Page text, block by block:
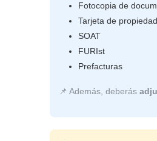
Fotocopia de
Tarjeta de propiedad
SOAT
FURIst
Prefacturas
📌 Además, deberás